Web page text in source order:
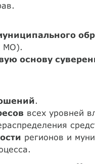
МО).
основу
.
всех уровней
регионов и